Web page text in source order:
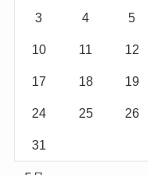
3 4 5
10 11 12
17 18 19
24 25 26
31